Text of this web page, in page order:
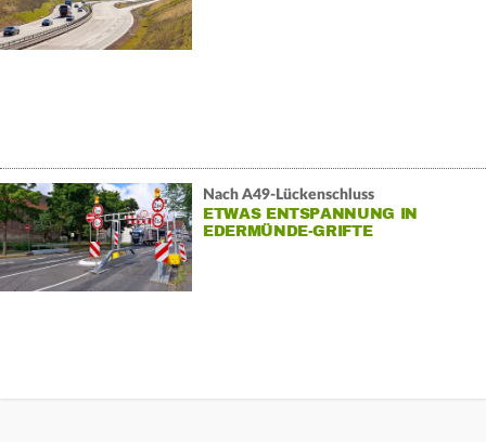
Nach A49-Lückenschluss
ETWAS ENTSPANNUNG IN
EDERMÜNDE-GRIFTE